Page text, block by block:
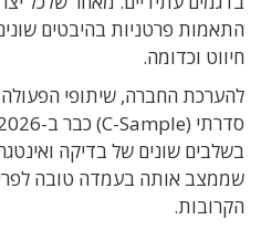
התאמות פרטניות בהיבטים
חיווט וכדומה.
להערכת החברה, שיתופי הפעולה
שממצב אותה בעמדה טובה
הקרובות.